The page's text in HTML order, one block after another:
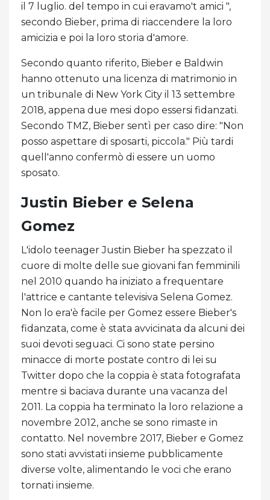
il 7 luglio. del tempo in cui eravamo't amici ",
secondo Bieber, prima di riaccendere la loro
amicizia e poi la loro storia d'amore.
Secondo quanto riferito, Bieber e Baldwin
hanno ottenuto una licenza di matrimonio in
un tribunale di New York City il 13 settembre
2018, appena due mesi dopo essersi fidanzati.
Secondo TMZ, Bieber sentì per caso dire: "Non
posso aspettare di sposarti, piccola." Più tardi
quell'anno confermò di essere un uomo
sposato.
Justin Bieber e Selena
Gomez
L'idolo teenager Justin Bieber ha spezzato il
cuore di molte delle sue giovani fan femminili
nel 2010 quando ha iniziato a frequentare
l'attrice e cantante televisiva Selena Gomez.
Non lo era'è facile per Gomez essere Bieber's
fidanzata, come è stata avvicinata da alcuni dei
suoi devoti seguaci. Ci sono state persino
minacce di morte postate contro di lei su
Twitter dopo che la coppia è stata fotografata
mentre si baciava durante una vacanza del
2011. La coppia ha terminato la loro relazione a
novembre 2012, anche se sono rimaste in
contatto. Nel novembre 2017, Bieber e Gomez
sono stati avvistati insieme pubblicamente
diverse volte, alimentando le voci che erano
tornati insieme.